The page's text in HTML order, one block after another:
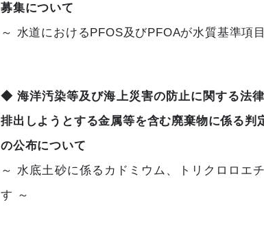
募集について
～ 水道におけるPFOS及びPFOAが水質基準項
◆ 海洋汚染等及び海上災害の防止に関する法
排出しようとする金属等を含む廃棄物に係る
の公布について
～ 水底土砂に係るカドミウム、トリクロロエ
す ～